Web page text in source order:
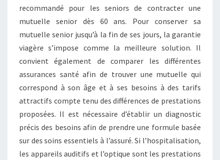
recommandé pour les seniors de contracter une
mutuelle senior dès 60 ans. Pour conserver sa
mutuelle senior jusqu’à la fin de ses jours, la garantie
viagère s’impose comme la meilleure solution. Il
convient également de comparer les différentes
assurances santé afin de trouver une mutuelle qui
correspond à son âge et à ses besoins à des tarifs
attractifs compte tenu des différences de prestations
proposées. Il est nécessaire d’établir un diagnostic
précis des besoins afin de prendre une formule basée
sur des soins essentiels à l’assuré. Si l’hospitalisation,
les appareils auditifs et l’optique sont les prestations